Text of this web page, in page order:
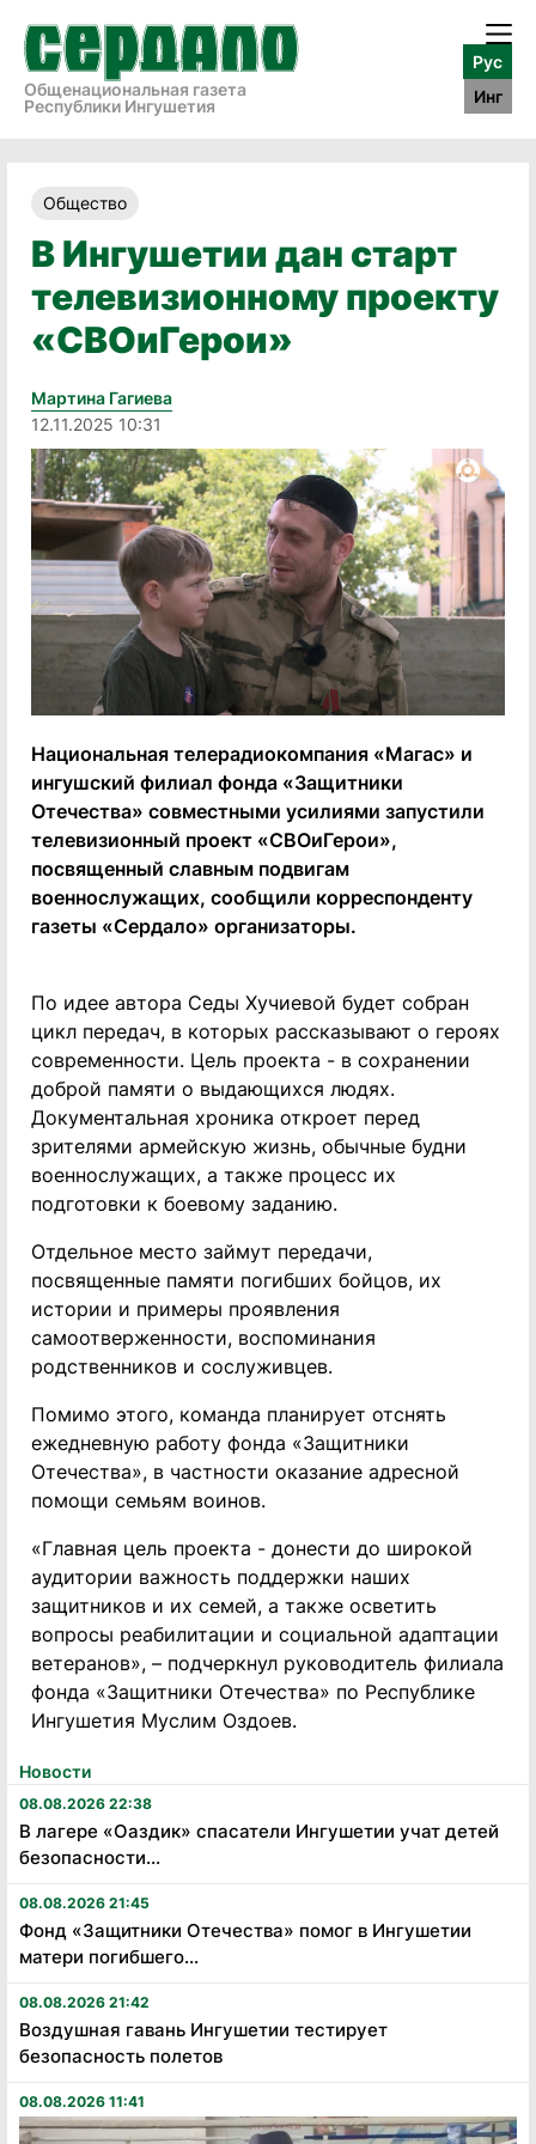
Общенациональная газета
Республики Ингушетия
Рус
Инг
Новости
08.08.2026 22:38
В лагере «Оаздик» спасатели Ингушетии учат детей
безопасности...
08.08.2026 21:45
Фонд «Защитники Отечества» помог в Ингушетии
матери погибшего...
08.08.2026 21:42
Воздушная гавань Ингушетии тестирует
безопасность полетов
08.08.2026 11:41
Общество
В Ингушетии дан старт
телевизионному проекту
«СВОиГерои»
Мартина Гагиева
12.11.2025 10:31
Национальная телерадиокомпания «Магас» и
ингушский филиал фонда «Защитники
Отечества» совместными усилиями запустили
телевизионный проект «СВОиГерои»,
посвященный славным подвигам
военнослужащих, сообщили корреспонденту
газеты «Сердало» организаторы.
По идее автора Седы Хучиевой будет собран
цикл передач, в которых рассказывают о героях
современности. Цель проекта - в сохранении
доброй памяти о выдающихся людях.
Документальная хроника откроет перед
зрителями армейскую жизнь, обычные будни
военнослужащих, а также процесс их
подготовки к боевому заданию.
Отдельное место займут передачи,
посвященные памяти погибших бойцов, их
истории и примеры проявления
самоотверженности, воспоминания
родственников и сослуживцев.
Помимо этого, команда планирует отснять
ежедневную работу фонда «Защитники
Отечества», в частности оказание адресной
помощи семьям воинов.
«Главная цель проекта - донести до широкой
аудитории важность поддержки наших
защитников и их семей, а также осветить
вопросы реабилитации и социальной адаптации
ветеранов», – подчеркнул руководитель филиала
фонда «Защитники Отечества» по Республике
Ингушетия Муслим Оздоев.